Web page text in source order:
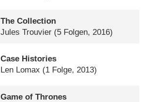
The Collection
Jules Trouvier (5 Folgen, 2016)
Case Histories
Len Lomax (1 Folge, 2013)
Game of Thrones